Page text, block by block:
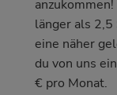
länger als
eine näher
du von uns
€ pro Monat.